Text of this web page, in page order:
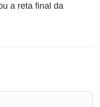
a reta final da